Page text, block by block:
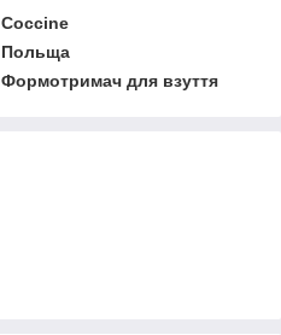
Coccine
Польща
Формотримач для взуття